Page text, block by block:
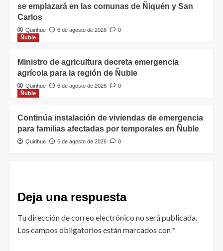
se emplazará en las comunas de Ñiquén y San
Carlos
Quirihue 6 de agosto de 2026
0
Ñuble
Ministro de agricultura decreta emergencia
agrícola para la región de Ñuble
Quirihue 6 de agosto de 2026
0
Ñuble
Continúa instalación de viviendas de emergencia
para familias afectadas por temporales en Ñuble
Quirihue 6 de agosto de 2026 0
Deja una respuesta
Tu dirección de correo electrónico no será publicada.
Los campos obligatorios están marcados con*